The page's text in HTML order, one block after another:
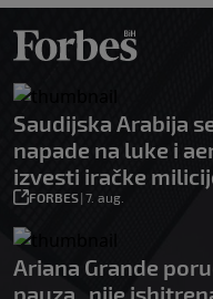
Saudijska Arabija
napade na luke i
izvesti iračke
FORBES| 7. aug.
Ariana Grande
pauza „nije